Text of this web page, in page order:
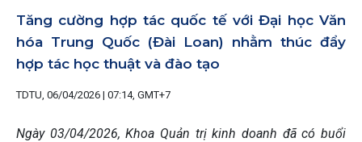
Tăng cường hợp tác quốc tế với Đại học Văn
hóa Trung Quốc (Đài Loan) nhằm thúc đẩy
hợp tác học thuật và đào tạo
TDTU, 06/04/2026 | 07:14, GMT+7
Ngày 03/04/2026, Khoa Quản trị kinh doanh đã có buổi